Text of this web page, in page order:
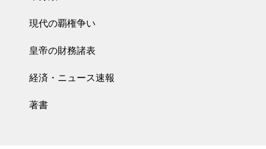
現代の覇権争い
皇帝の財務諸表
経済・ニュース速報
著書